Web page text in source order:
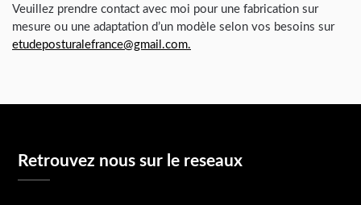
Veuillez prendre contact avec moi pour une fabrication sur
mesure ou une adaptation d’un modèle selon vos besoins sur
etudeposturalefrance@gmail.com.
Retrouvez nous sur le reseaux